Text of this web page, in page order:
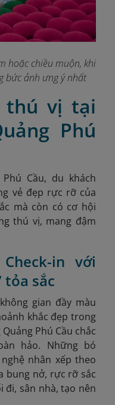
hoặc chiều muộn, khi
bức ảnh ưng ý nhất
thú vị tại
Phú
Cầu, du khách
vẻ đẹp rực rỡ của
mà còn có cơ hội
thú vị, mang đậm
in với
tỏa sắc
gian đầy màu
khắc đẹp trong
Phú Cầu chắc
hảo. Những bó
nhân xếp theo
bung nở, rực rỡ sắc
đi, sân nhà, tạo nên